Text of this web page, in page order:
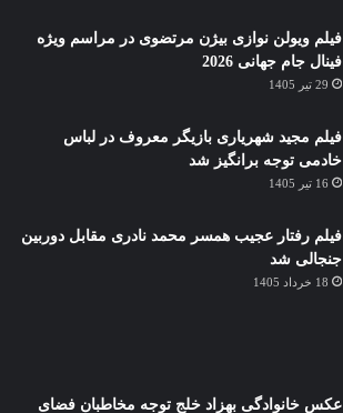
فیلم ویولن نوازی بیژن مرتضوی در مراسم ویژه
فینال جام جهانی 2026
29 تیر 1405
فیلم مجید شهریاری بازیگر معروف در لباس
خادمی توجه برانگیز شد
16 تیر 1405
فیلم رفتار عجیب همسر محمد نادری مقابل دوربین
جنجالی شد
18 خرداد 1405
عکس خانوادگی بهزاد خلج توجه مخاطبان فضای